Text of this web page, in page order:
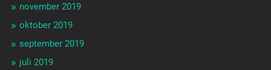
november 2019
oktober 2019
september 2019
juli 2019